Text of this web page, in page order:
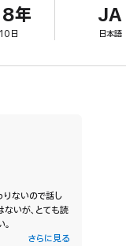
ジー!
年
日
JA
日本語
りないので話し
いが、とても読
さらに見る